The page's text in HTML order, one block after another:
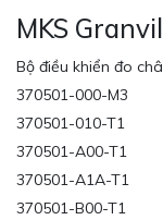
MKS
Bộ điều khiển đo
370501-000-M3
370501-010-T1
370501-A00-T1
370501-A1A-T1
370501-B00-T1